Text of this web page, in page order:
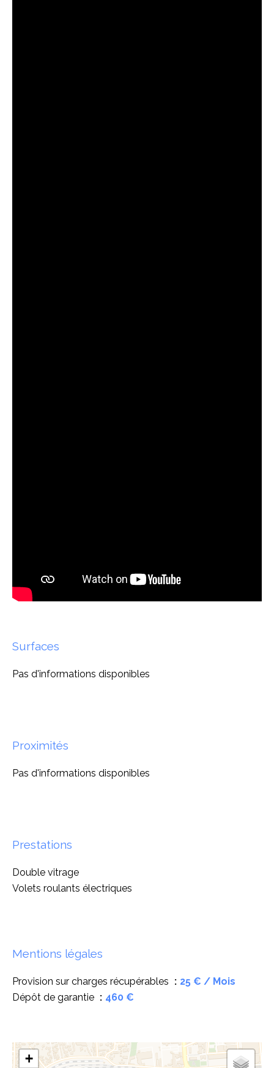
Surfaces
Pas d'informations disponibles
Proximités
Pas d'informations disponibles
Prestations
Double vitrage
Volets roulants électriques
Mentions légales
Provision sur charges récupérables
25 € / Mois
Dépôt de garantie
460 €
+